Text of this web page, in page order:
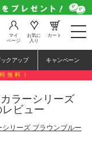
t
o
e
n
a
マイ
ページ
お気に
入り
カート
クアップ キャンペーン
無料！
ラーシリーズ
ビュー
リーズ ブラウンブルー